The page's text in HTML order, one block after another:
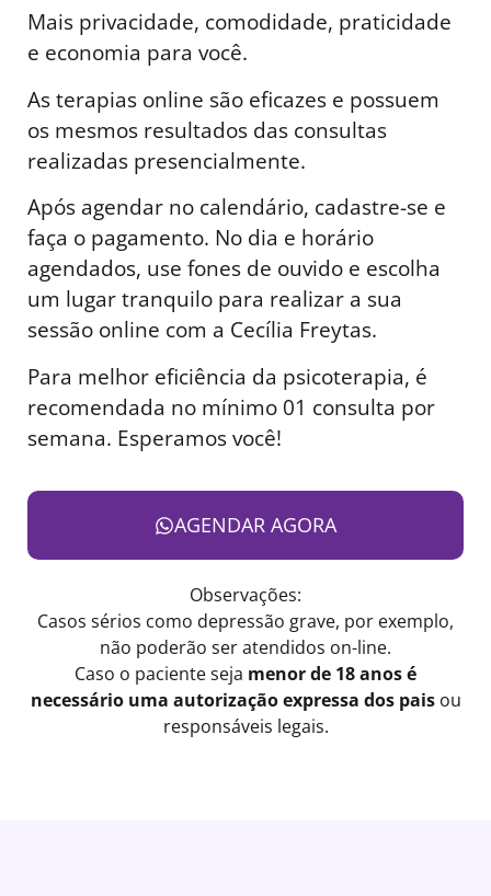
Mais privacidade, comodidade, praticidade
e economia para você.
As terapias online são eficazes e possuem
os mesmos resultados das consultas
realizadas presencialmente.
Após agendar no calendário, cadastre-se e
faça o pagamento. No dia e horário
agendados, use fones de ouvido e escolha
um lugar tranquilo para realizar a sua
sessão online com a Cecília Freytas.
Para melhor eficiência da psicoterapia, é
recomendada no mínimo 01 consulta por
semana. Esperamos você!
AGENDAR AGORA
Observações:
Casos sérios como depressão grave, por exemplo,
não poderão ser atendidos on-line.
Caso o paciente seja menor de 18 anos é
necessário uma autorização expressa dos paisou
responsáveis legais.